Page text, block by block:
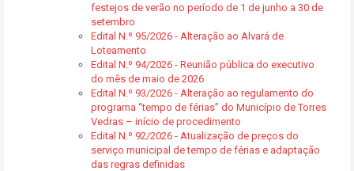
festejos de verão no período de 1 de junho a 30 de
setembro
Edital N.º 95/2026 - Alteração ao Alvará de
Loteamento
Edital N.º 94/2026 - Reunião pública do executivo
do mês de maio de 2026
Edital N.º 93/2026 - Alteração ao regulamento do
programa “tempo de férias” do Município de Torres
Vedras – início de procedimento
Edital N.º 92/2026 - Atualização de preços do
serviço municipal de tempo de férias e adaptação
das regras definidas